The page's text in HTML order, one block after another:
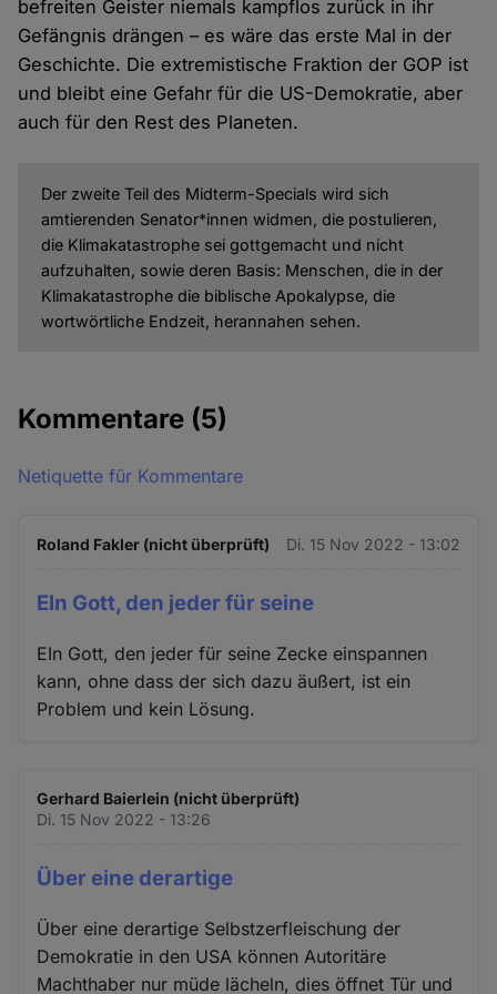
befreiten Geister niemals kampflos zurück in ihr
Gefängnis drängen – es wäre das erste Mal in der
Geschichte. Die extremistische Fraktion der GOP ist
und bleibt eine Gefahr für die US-Demokratie, aber
auch für den Rest des Planeten.
Der zweite Teil des Midterm-Specials wird sich
amtierenden Senator*innen widmen, die postulieren,
die Klimakatastrophe sei gottgemacht und nicht
aufzuhalten, sowie deren Basis: Menschen, die in der
Klimakatastrophe die biblische Apokalypse, die
wortwörtliche Endzeit, herannahen sehen.
Kommentare (5)
Netiquette für Kommentare
Roland Fakler (nicht überprüft) Di. 15 Nov 2022 - 13:02
EIn Gott, den jeder für seine
EIn Gott, den jeder für seine Zecke einspannen
kann, ohne dass der sich dazu äußert, ist ein
Problem und kein Lösung.
Gerhard Baierlein (nicht überprüft)
Di. 15 Nov 2022 - 13:26
Über eine derartige
Über eine derartige Selbstzerfleischung der
Demokratie in den USA können Autoritäre
Machthaber nur müde lächeln, dies öffnet Tür und